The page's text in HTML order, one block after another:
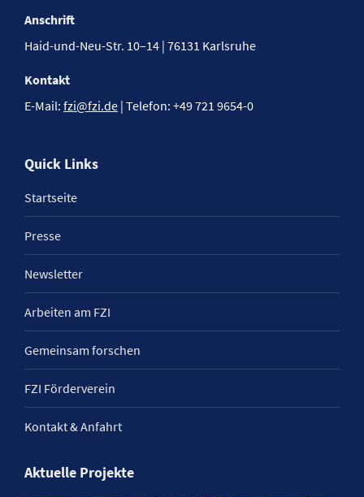
Anschrift
Haid-und-Neu-Str. 10–14 | 76131 Karlsruhe
Kontakt
E-Mail: fzi@fzi.de | Telefon: +49 721 9654-0
Quick Links
Startseite
Presse
Newsletter
Arbeiten am FZI
Gemeinsam forschen
FZI Förderverein
Kontakt & Anfahrt
Aktuelle Projekte